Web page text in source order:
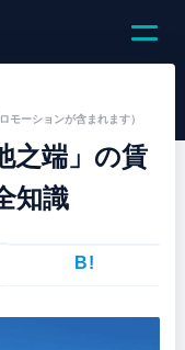
モーションが含まれます）
之端」の賃
知識
B!